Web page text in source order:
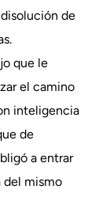
de
que le
el camino
inteligencia
de
a entrar
del mismo